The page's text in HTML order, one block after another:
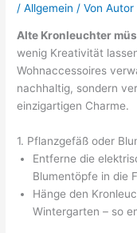
/Allgemein / VonAutor
Alte Kronleuchter
wenig Kreativität
Wohnaccessoires
nachhaltig, sondern
einzigartigen Charme.
1. Pflanzgefäß oder
Entferne die
Blumentöpfe in die
Hänge den
Wintergarten – so